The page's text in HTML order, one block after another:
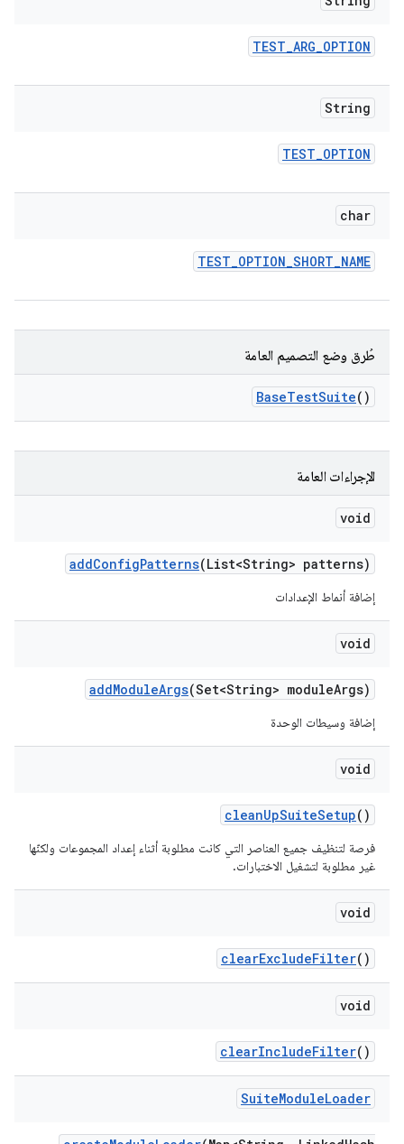
TEST_ARG_OPTION
String
TEST_OPTION
char
TEST_OPTION_SHORT_NAME
طُرق وضع التصميم العامة
BaseTestSuite()
الإجراءات العامة
void
addConfigPatterns(List<String> patterns)
إضافة أنماط الإعدادات
void
addModuleArgs(Set<String> moduleArgs)
إضافة وسيطات الوحدة
void
cleanUpSuiteSetup()
فرصة لتنظيف جميع العناصر التي كانت مطلوبة أثناء إعداد المجموعات ولكنّها
غير مطلوبة لتشغيل الاختبارات.
void
clearExcludeFilter()
void
clearIncludeFilter()
SuiteModuleLoader